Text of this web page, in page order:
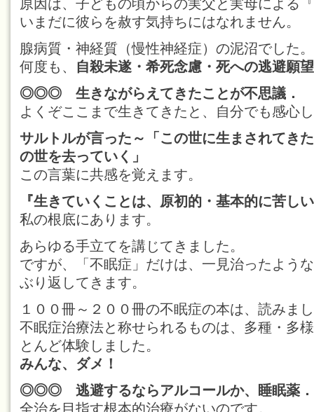
原因は、子どもの頃からの実父と実母による
いまだに彼らを赦す気持ちにはなれません。
腺病質・神経質（慢性神経症）の泥沼でした。
何度も、
自殺未遂・希死念慮・死への逃避願望
◎◎◎ 生きながらえてきたことが不思議．
よくぞここまで生きてきたと、自分でも感心
サルトルが言った～「この世に生まされてき
の世を去っていく」
この言葉に共感を覚えます。
『生きていくことは、原初的・基本的に苦し
私の根底にあります。
あらゆる手立てを講じてきました。
ですが、「不眠症」だけは、一見治ったよう
ぶり返してきます。
１００冊～２００冊の不眠症の本は、読みま
不眠症治療法と称せられるものは、多種・多
とんど体験しました。
みんな、ダメ！
◎◎◎ 逃避するならアルコールか、睡眠薬．
全治を目指す根本的治療がないのです。